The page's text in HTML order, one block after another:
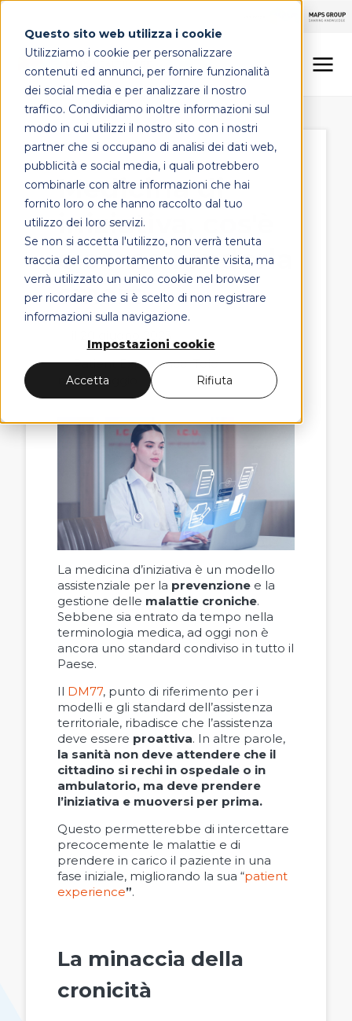
Questo sito web utilizza i cookie
Utilizziamo i cookie per personalizzare
contenuti ed annunci, per fornire funzionalità
dei social media e per analizzare il nostro
traffico. Condividiamo inoltre informazioni sul
modo in cui utilizzi il nostro sito con i nostri
partner che si occupano di analisi dei dati web,
pubblicità e social media, i quali potrebbero
combinarle con altre informazioni che hai
fornito loro o che hanno raccolto dal tuo
utilizzo dei loro servizi.
Se non si accetta l'utilizzo, non verrà tenuta
traccia del comportamento durante visita, ma
verrà utilizzato un unico cookie nel browser
per ricordare che si è scelto di non registrare
informazioni sulla navigazione.
Impostazioni cookie
Accetta Rifiuta
LINEE DI OFFERTA
MAPS HEALTHCARE
FOCUS
CONTATTI
Medicina di
iniziativa, cos'è
e come renderla
smart
il 20 giugno 2023
Patient Experience, Tele
monitoraggio
La medicina d’iniziativa è un modello
assistenziale per la prevenzione e la
gestione delle malattie croniche.
Sebbene sia entrato da tempo nella
terminologia medica, ad oggi non è
ancora uno standard condiviso in tutto il
Paese.
Il DM77, punto di riferimento per i
modelli e gli standard dell’assistenza
territoriale, ribadisce che l’assistenza
deve essere proattiva. In altre parole,
la sanità non deve attendere che il
cittadino si rechi in ospedale o in
ambulatorio, ma deve prendere
l’iniziativa e muoversi per prima.
Questo permetterebbe di intercettare
precocemente le malattie e di
prendere in carico il paziente in una
fase iniziale, migliorando la sua “patient
experience”.
La minaccia della
cronicità